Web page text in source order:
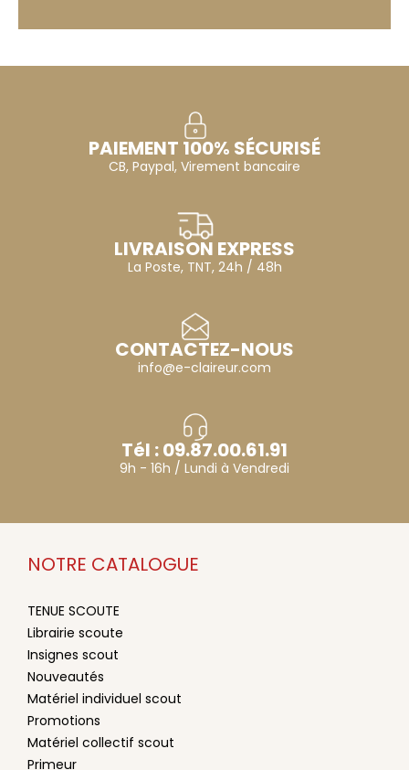
PAIEMENT 100% SÉCURISÉ
CB, Paypal, Virement bancaire
LIVRAISON EXPRESS
La Poste, TNT, 24h / 48h
CONTACTEZ-NOUS
info@e-claireur.com
Tél : 09.87.00.61.91
9h - 16h / Lundi à Vendredi
NOTRE CATALOGUE
TENUE SCOUTE
Librairie scoute
Insignes scout
Nouveautés
Matériel individuel scout
Promotions
Matériel collectif scout
Primeur